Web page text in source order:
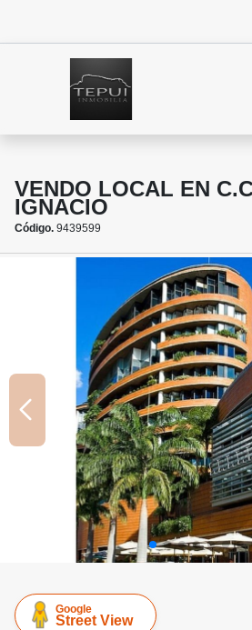
VENDO LOCAL EN
IGNACIO
Código. 9439599
Google
Street View